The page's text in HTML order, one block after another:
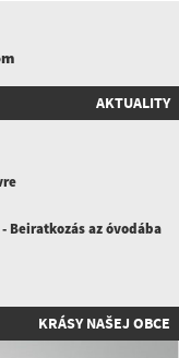
AKTUALITY
Beiratkozás az óvodába
KRÁSY NAŠEJ OBCE